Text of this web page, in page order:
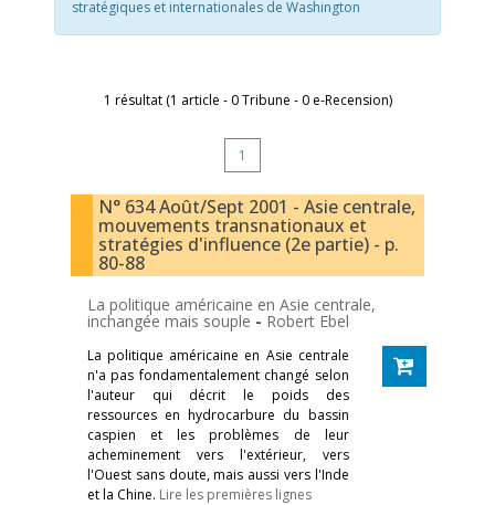
stratégiques et internationales de Washington
1 résultat (1 article - 0 Tribune - 0 e-Recension)
1
N° 634 Août/Sept 2001 - Asie centrale,
mouvements transnationaux et
stratégies d'influence (2e partie) - p.
80-88
La politique américaine en Asie centrale,
inchangée mais souple - Robert Ebel
La politique américaine en Asie centrale
n'a pas fondamentalement changé selon
l'auteur qui décrit le poids des
ressources en hydrocarbure du bassin
caspien et les problèmes de leur
acheminement vers l'extérieur, vers
l'Ouest sans doute, mais aussi vers l'Inde
et la Chine. Lire les premières lignes